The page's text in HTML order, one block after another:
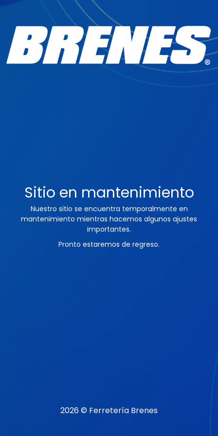
Sitio en mantenimiento
Nuestro sitio se encuentra temporalmente en
mantenimiento mientras hacemos algunos ajustes
importantes.
Pronto estaremos de regreso.
2026 © Ferretería Brenes